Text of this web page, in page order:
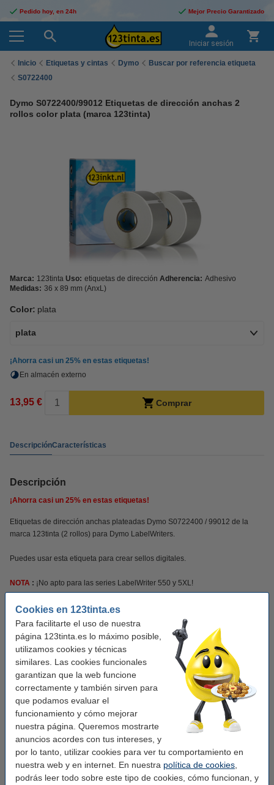
Cookies en 123tinta.es
Para facilitarte el uso de nuestra
página 123tinta.es lo máximo posible,
utilizamos cookies y técnicas
similares. Las cookies funcionales
garantizan que la web funcione
correctamente y también sirven para
que podamos evaluar el
funcionamiento y cómo mejorar
nuestra página. Queremos mostrarte
anuncios acordes con tus intereses, y
por lo tanto, utilizar cookies para ver tu comportamiento en
nuestra web y en internet. En nuestra política de cookies
podrás leer todo sobre este tipo de cookies, cómo funcionan, y
Pedido hoy, en 24h Mejor Precio Garantizado
Iniciar sesión
Inicio Etiquetas y cintas Dymo
Buscar por referencia etiqueta
S0722400
Dymo S0722400/99012 Etiquetas de dirección anchas 2
rollos color plata (marca 123tinta)
Marca: 123tinta Uso: etiquetas de dirección Adherencia: Adhesivo
Medidas: 36 x 89 mm (AnxL)
Color: plata
plata
¡Ahorra casi un 25% en estas etiquetas!
En almacén externo
13,95 € Comprar
DescripciónCaracterísticas
Descripción
¡Ahorra casi un 25% en estas etiquetas!
Etiquetas de dirección anchas plateadas Dymo S0722400 / 99012 de la
marca 123tinta (2 rollos) para Dymo LabelWriters.
Puedes usar esta etiqueta para crear sellos digitales.
NOTA : ¡No apto para las series LabelWriter 550 y 5XL!
¡Verás la diferencia en tu cartera!
Este producto marca 123tinta incluye garantía del 100%. 1-2-3 ¡sin preocupaciones!
Características
123tinta
Uso: etiquetas de dirección
Adherencia: Adhesivo
Medidas: 36 x 89 mm (AnxL)
Acabado: mate